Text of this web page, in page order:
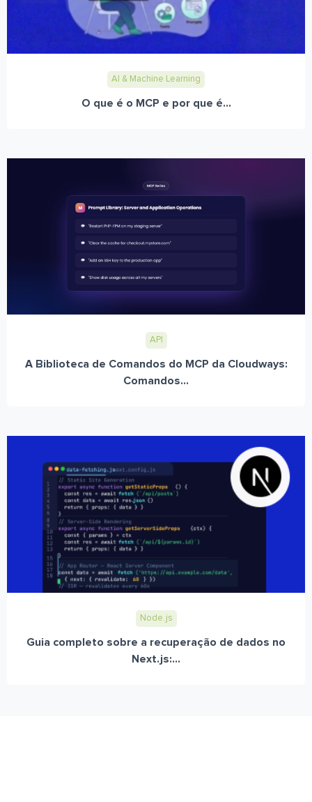
AI & Machine Learning
O que é o MCP e por que é...
API
A Biblioteca de Comandos do MCP da Cloudways:
Comandos...
Node.js
Guia completo sobre a recuperação de dados no
Next.js:...